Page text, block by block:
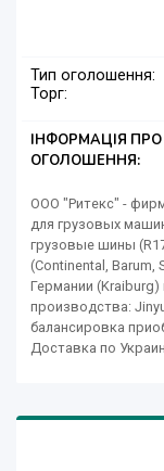
Тип оголошення:
Торг:
ІНФОРМАЦІЯ
ОГОЛОШЕННЯ:
ООО "Ритекс" -
для грузовых
грузовые шины
(Continental,
Германии
производства:
балансировка
Доставка по